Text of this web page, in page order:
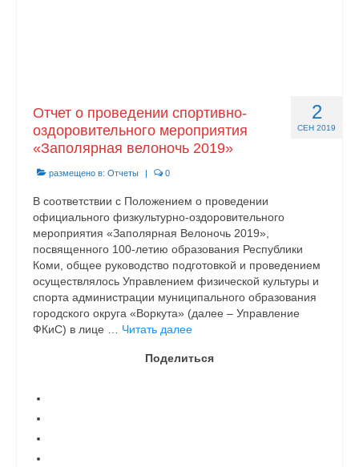
2
СЕН 2019
Отчет о проведении спортивно-
оздоровительного мероприятия
«Заполярная велоночь 2019»
размещено в: Отчеты | 0
В соответствии с Положением о проведении
официального физкультурно-оздоровительного
мероприятия «Заполярная Велоночь 2019»,
посвященного 100-летию образования Республики
Коми, общее руководство подготовкой и проведением
осуществлялось Управлением физической культуры и
спорта администрации муниципального образования
городского округа «Воркута» (далее – Управление
ФКиС) в лице … Читать далее
Поделиться